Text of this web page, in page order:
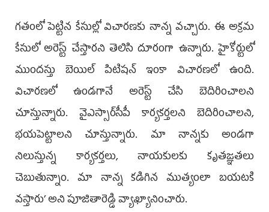
గతంలో పెట్టిన కేసుల్లో విచారణకు నాన్న వచ్చారు. ఈ అక్రమ
కేసులో అరెస్ట్ చేస్తారని తెలిసి దూరంగా ఉన్నారు. హైకోర్టులో
ముందస్తు బెయిల్ పిటిషన్ ఇంకా విచారణలో ఉంది.
విచారణలో ఉండగానే అరెస్ట్ చేసి బెదిరించాలని
చూస్తున్నారు. వైఎస్సార్‌సీపీ కార్యకర్తలని బెదిరించాలని,
భయపెట్టాలని చూస్తున్నారు. మా నాన్నకు అండగా
నిలుస్తున్న కార్యకర్తలు, నాయకులకు కృతజ్ఞతలు
చెబుతున్నాం. మా నాన్న కడిగిన ముత్యంలా బయటకి
వస్తారు’ అని పూజితారెడ్డి వ్యాఖ్యానించారు.